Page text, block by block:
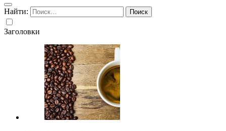
Найти:
Заголовки